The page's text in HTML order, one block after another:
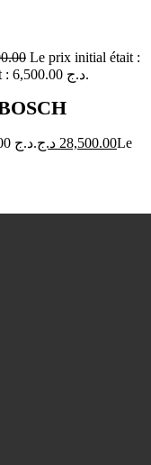
Le prix initial était :
Le prix actuel est : 6,500.00 د.ج.
Le prix initial était : 30,000.00 د.ج. 28,500.00 د.ج
Le